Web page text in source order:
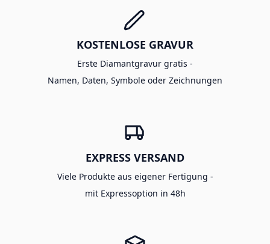
KOSTENLOSE GRAVUR
Erste Diamantgravur gratis -
Namen, Daten, Symbole oder Zeichnungen
EXPRESS VERSAND
Viele Produkte aus eigener Fertigung -
mit Expressoption in 48h